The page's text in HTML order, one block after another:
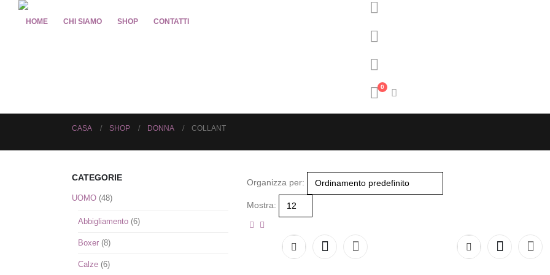
HOME CHI SIAMO SHOP CONTATTI
0
CASA SHOP DONNA COLLANT
Organizza per:
Mostra:
CATEGORIE
UOMO (48)
Abbigliamento (6)
Boxer (8)
Calze (6)